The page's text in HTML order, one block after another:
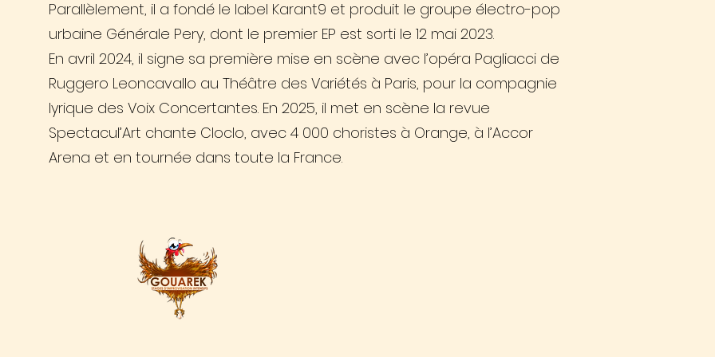
Parallèlement, il a fondé le label Karant9 et produit le groupe électro-pop
urbaine Générale Pery, dont le premier EP est sorti le 12 mai 2023.
En avril 2024, il signe sa première mise en scène avec l’opéra Pagliacci de
Ruggero Leoncavallo au Théâtre des Variétés à Paris, pour la compagnie
lyrique des Voix Concertantes. En 2025, il met en scène la revue
Spectacul’Art chante Cloclo, avec 4 000 choristes à Orange, à l’Accor
Arena et en tournée dans toute la France.